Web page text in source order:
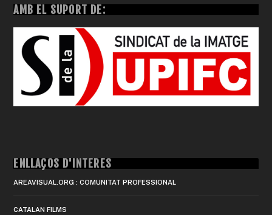
AMB EL SUPORT DE:
ENLLAÇOS D'INTERÈS
AREAVISUAL.ORG : COMUNITAT PROFESSIONAL
CATALAN FILMS